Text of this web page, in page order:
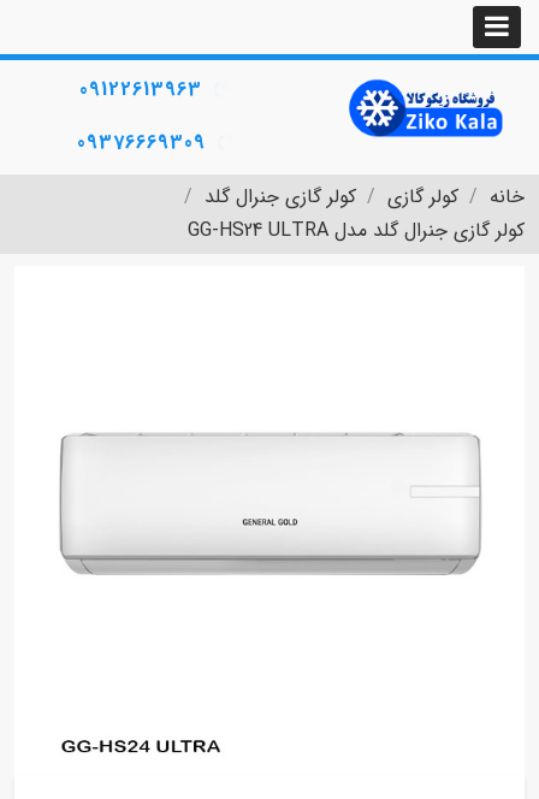
09122613963
09376669309
خانه
کولر گازی
کولر گازی جنرال گلد
کولر گازی جنرال گلد مدل GG-HS24 ULTRA